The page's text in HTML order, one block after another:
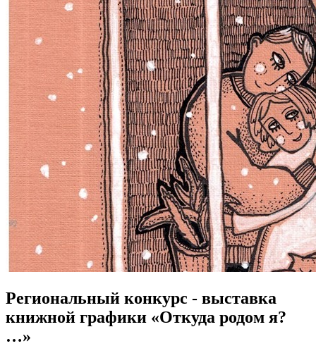
Региональный конкурс - выставка
книжной графики «Откуда родом я?
…»